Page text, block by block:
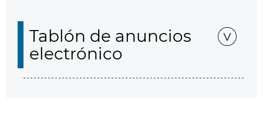
Tablón de anuncios
electrónico